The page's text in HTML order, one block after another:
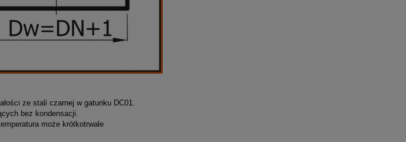
ze stali czarnej w gatunku DC01.
bez kondensacji.
może krótkotrwale